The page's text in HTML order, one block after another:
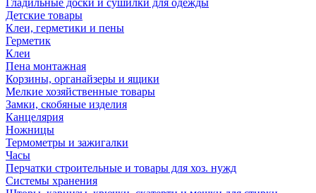
Гладильные доски и сушилки для одежды
Детские товары
Клеи, герметики и пены
Герметик
Клеи
Пена монтажная
Корзины, органайзеры и ящики
Мелкие хозяйственные товары
Замки, скобяные изделия
Канцелярия
Ножницы
Термометры и зажигалки
Часы
Перчатки строительные и товары для хоз. нужд
Системы хранения